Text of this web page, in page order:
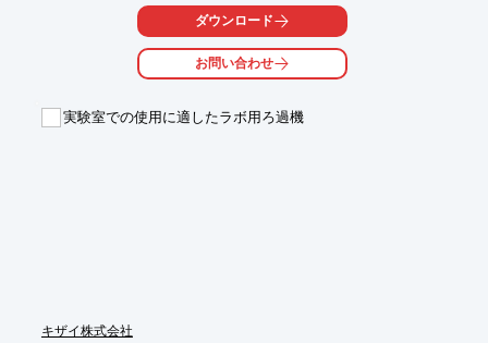
先取りして目的に適した選択が仕様に適合するように
多種多様な高性能の機種を取り揃えています。
■アルミブロック式スターラ(有機合成)
・セパレート型
ダウンロード
お問い合わせ
実験室での使用に適したラボ用ろ過機
キザイ株式会社